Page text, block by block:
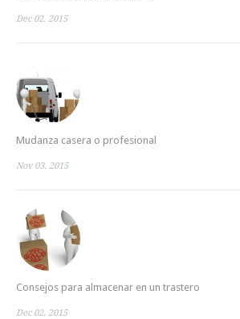
Dec 02. 2015
Mudanza casera o profesional
Nov 03. 2015
Consejos para almacenar en un trastero
Dec 02. 2015